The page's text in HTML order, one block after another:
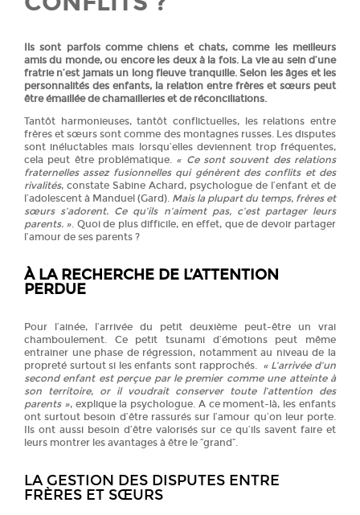
Ils sont parfois comme chiens et chats, comme les meilleurs
amis du monde, ou encore les deux à la fois. La vie au sein d’une
fratrie n’est jamais un long fleuve tranquille. Selon les âges et les
personnalités des enfants, la relation entre frères et sœurs peut
être émaillée de chamailleries et de réconciliations.
Tantôt harmonieuses, tantôt conflictuelles, les relations entre
frères et sœurs sont comme des montagnes russes. Les disputes
sont inéluctables mais lorsqu’elles deviennent trop fréquentes,
cela peut être problématique. « Ce sont souvent des relations
fraternelles assez fusionnelles qui génèrent des conflits et des
rivalités, constate Sabine Achard, psychologue de l’enfant et de
l’adolescent à Manduel (Gard). Mais la plupart du temps, frères et
sœurs s’adorent. Ce qu’ils n’aiment pas, c’est partager leurs
parents. ». Quoi de plus difficile, en effet, que de devoir partager
l’amour de ses parents ?
À LA RECHERCHE DE L’ATTENTION
PERDUE
Pour l’ainée, l’arrivée du petit deuxième peut-être un vrai
chamboulement. Ce petit tsunami d’émotions peut même
entrainer une phase de régression, notamment au niveau de la
propreté surtout si les enfants sont rapprochés. « L’arrivée d’un
second enfant est perçue par le premier comme une atteinte à
son territoire, or il voudrait conserver toute l’attention des
parents », explique la psychologue. A ce moment-là, les enfants
ont surtout besoin d’être rassurés sur l’amour qu’on leur porte.
Ils ont aussi besoin d’être valorisés sur ce qu’ils savent faire et
leurs montrer les avantages à être le “grand”.
LA GESTION DES DISPUTES ENTRE
FRÈRES ET SŒURS